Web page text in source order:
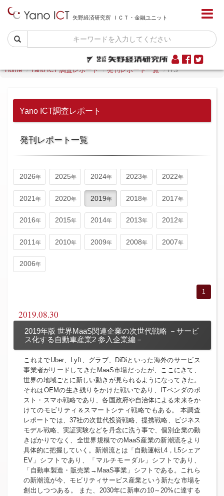
矢野経済研究所 ＩＣＴ・金融ユニット
Home Yano ICT 調査レポート 発刊レポート一覧 ITS
Yano ICT調査レポート
発刊レポート一覧
2026 2025 2024 2023 2022
2021 2020 2019 2018 2017
2016 2015 2014 2013 2012
2011 2010 2009 2008 2007
2006
1
2019.08.30
2019年版 世界MaaS関連企業の次世代戦略 －サービ
ス化する自動車産業2 参入企業編－
これまでUber、Lyft、グラブ、DiDiといった海外のサービス
事業者がリードしてきたMaaS市場だったが、ここにきて、
世界の地域ごとに新しい動きが見られるようになってきた。
それはOEMの生き残りをかけた戦いであり、ITベンダのポ
スト・スマホ戦略であり、各国政府や自治体による未来をか
けてのモビリティ＆スマートシティ戦略でもある。 本調査
レポートでは、37社の次世代投資戦略、提携戦略、ビジネス
モデル戦略、実証実験などを丹念に洗う事で、個別企業の動
きばかりでなく、全世界規模でのMaaS産業の新潮流をより
具体的に把握していく。新潮流とは「自動運転L4，L5シェア
EV」シフトであり、「マルチモーダル」シフトであり、
「自動車製造・販売業→MaaS事業」シフトである。これら
の新潮流が今、モビリティサービス産業という新たな市場を
創出しつつある。 また、2030年に新車の10～20%に達する